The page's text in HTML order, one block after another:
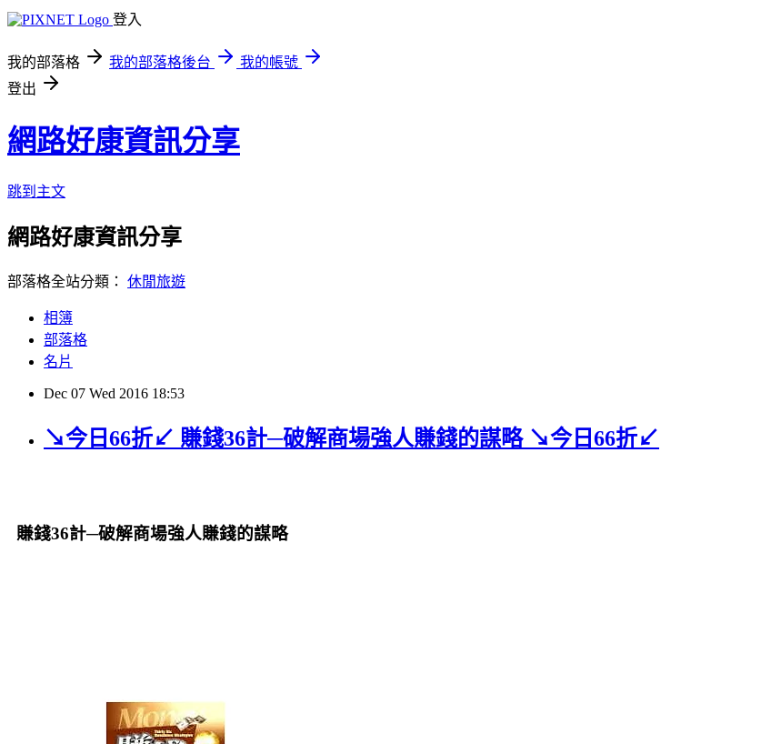
登入
我的部落格 我的部落格後台
我的帳號
登出
網路好康資訊分享
跳到主文
網路好康資訊分享
部落格全站分類： 休閒旅遊
相簿
部落格
名片
Dec 07 Wed 2016 18:53
↘今日66折↙ 賺錢36計─破解商場強人賺錢的謀略 ↘今日66折↙
賺錢36計─破解商場強人賺錢的謀略